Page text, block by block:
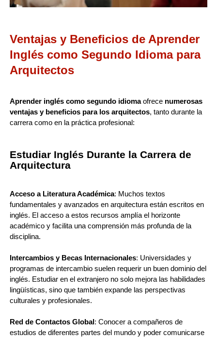
Ventajas y Beneficios de Aprender
Inglés como Segundo Idioma para
Arquitectos
Aprender inglés como segundo idiomaofrece numerosas
ventajas y beneficios para los arquitectos, tanto durante la
carrera como en la práctica profesional:
Estudiar Inglés Durante la Carrera de
Arquitectura
Acceso a Literatura Académica: Muchos textos
fundamentales y avanzados en arquitectura están escritos en
inglés. El acceso a estos recursos amplía el horizonte
académico y facilita una comprensión más profunda de la
disciplina.
Intercambios y Becas Internacionales: Universidades y
programas de intercambio suelen requerir un buen dominio del
inglés. Estudiar en el extranjero no solo mejora las habilidades
lingüísticas, sino que también expande las perspectivas
culturales y profesionales.
Red de Contactos Global: Conocer a compañeros de
estudios de diferentes partes del mundo y poder comunicarse